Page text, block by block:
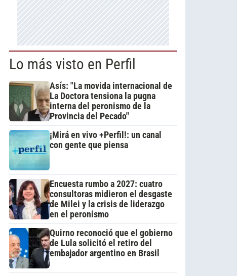
Lo más visto en Perfil
Asís: "La movida internacional de
La Doctora tensiona la pugna
interna del peronismo de la
Provincia del Pecado"
¡Mirá en vivo +Perfil!: un canal
con gente que piensa
Encuesta rumbo a 2027: cuatro
consultoras midieron el desgaste
de Milei y la crisis de liderazgo
en el peronismo
Quirno reconoció que el gobierno
de Lula solicitó el retiro del
embajador argentino en Brasil